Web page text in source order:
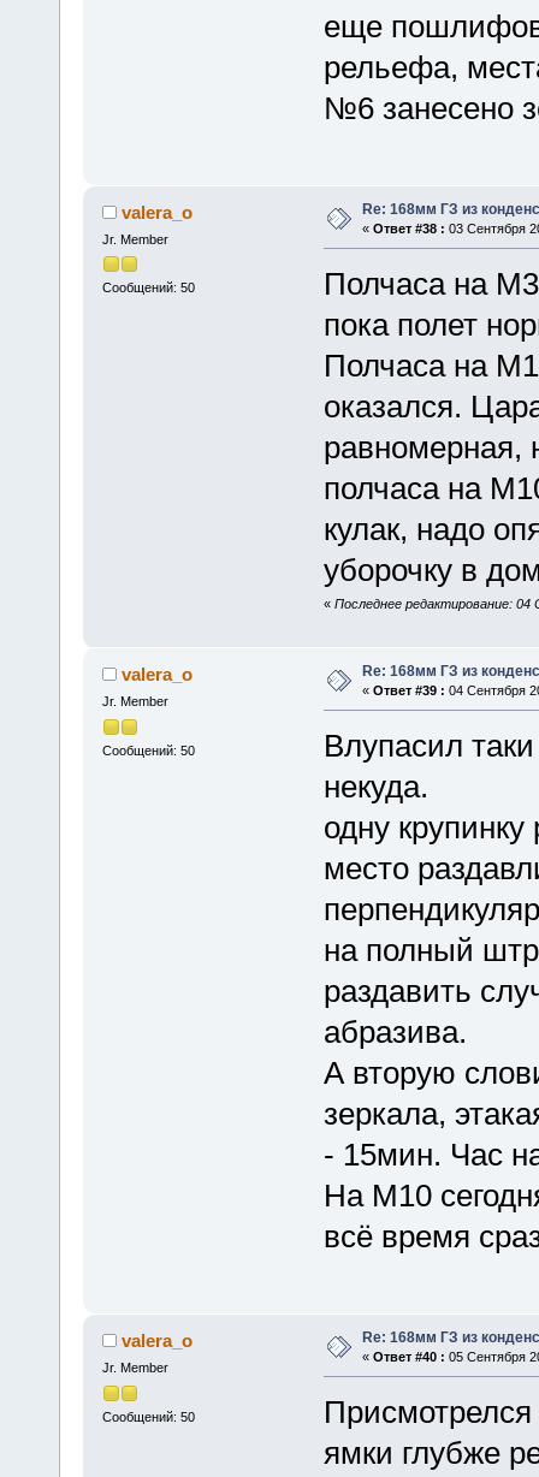
еще
рельефа,
№6 занесено
valera_o
Jr. Member
Сообщений: 50
Re: 168мм ГЗ из
« Ответ #38 : 03 Сентября
Полчаса на
пока полет
Полчаса на
оказался.
равномерная,
полчаса на
кулак, надо
уборочку в
« Последнее редактирование: 04
valera_o
Jr. Member
Сообщений: 50
Re: 168мм ГЗ из
« Ответ #39 : 04 Сентября
Влупасил
некуда.
одну
место
на полный
раздавить
абразива.
А вторую
зеркала,
- 15мин. Час
На М10
всё время
valera_o
Jr. Member
Сообщений: 50
Re: 168мм ГЗ из
« Ответ #40 : 05 Сентября
Присмотрелся
ямки глубже